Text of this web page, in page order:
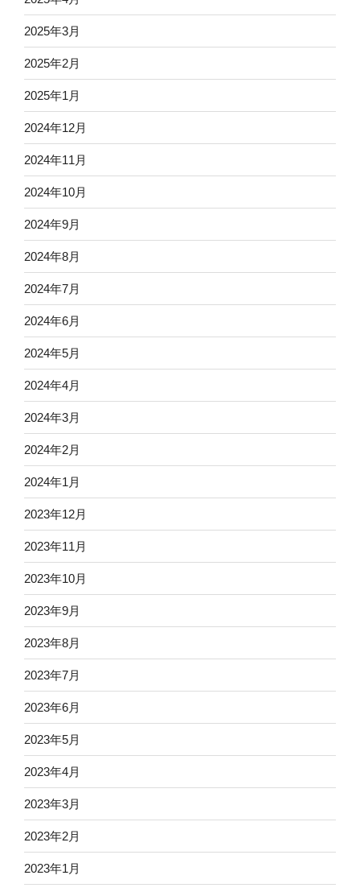
2025年3月
2025年2月
2025年1月
2024年12月
2024年11月
2024年10月
2024年9月
2024年8月
2024年7月
2024年6月
2024年5月
2024年4月
2024年3月
2024年2月
2024年1月
2023年12月
2023年11月
2023年10月
2023年9月
2023年8月
2023年7月
2023年6月
2023年5月
2023年4月
2023年3月
2023年2月
2023年1月